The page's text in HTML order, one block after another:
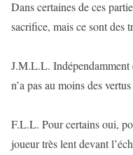
Dans certaines de ces
sacrifice, mais ce sont des
J.M.L.L. Indépendamment
n’a pas au moins des
F.L.L. Pour certains oui,
joueur très lent devant